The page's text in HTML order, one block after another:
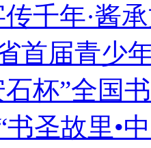
传千年·酱
首届青少
石杯”全国
书圣故里•